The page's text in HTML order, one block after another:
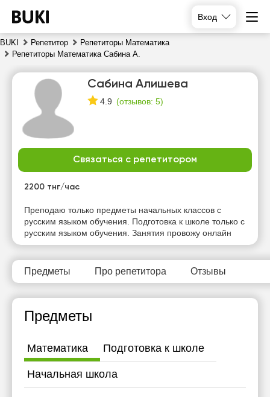
Вход
BUKI Репетитор
Репетиторы Математика
Репетиторы Математика Сабина А.
Сабина Алишева
4.9 (отзывов: 5)
Связаться с репетитором
2200 тнг/час
Преподаю только предметы начальных классов с
русским языком обучения. Подготовка к школе только с
русским языком обучения. Занятия провожу онлайн
Предметы Про репетитора Отзывы
Предметы
Математика Подготовка к школе
Начальная школа
чт
пт
Нет
свободных
часов
Нет
свободных
часов
Нет
свободных
часов
свободных
часов